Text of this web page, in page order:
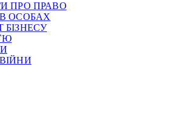
ПРО ПРАВО
ОСОБАХ
БІЗНЕСУ